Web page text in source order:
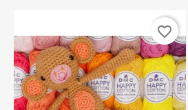
favorite_border